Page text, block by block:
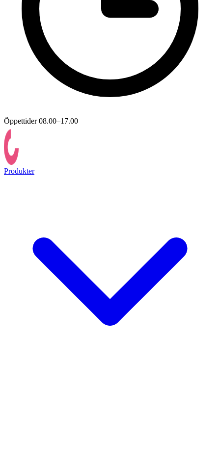
Öppettider 08.00–17.00
Produkter